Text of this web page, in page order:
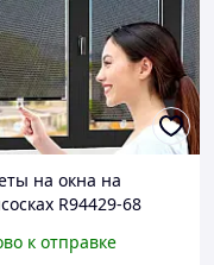
на окна на
R94429-68
солнцезащитная
к отправке